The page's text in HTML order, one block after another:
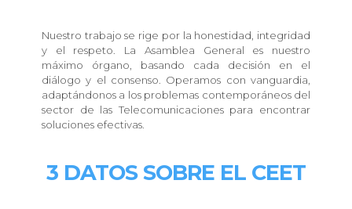
Nuestro trabajo se rige por la honestidad, integridad
y el respeto. La Asamblea General es nuestro
máximo órgano, basando cada decisión en el
diálogo y el consenso. Operamos con vanguardia,
adaptándonos a los problemas contemporáneos del
sector de las Telecomunicaciones para encontrar
soluciones efectivas.
3 DATOSSOBRE EL CEET